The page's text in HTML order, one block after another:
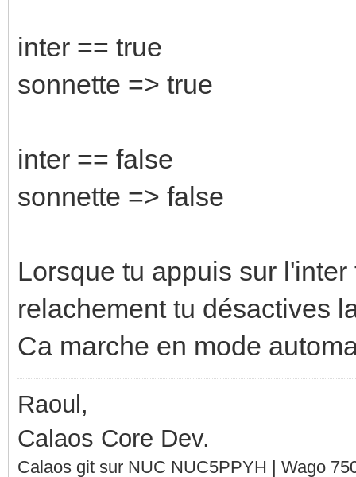
inter == true
sonnette => true
inter == false
sonnette => false
Lorsque tu appuis sur
relachement tu désactives
Ca marche en mode
Raoul,
Calaos Core Dev.
Calaos git sur NUC NUC5PPYH | Wago